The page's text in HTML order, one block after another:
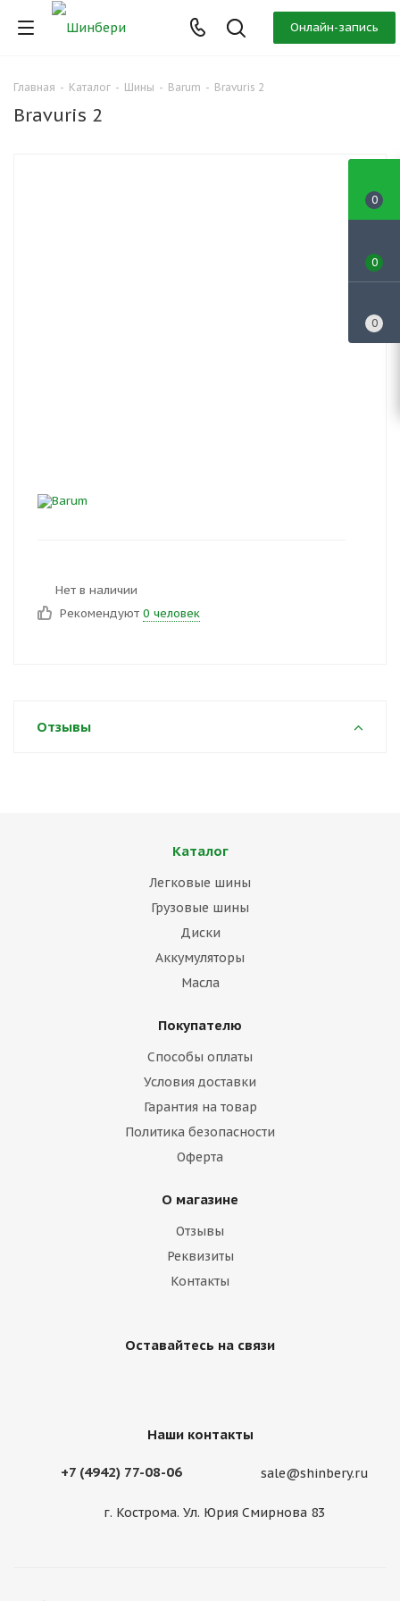
Онлайн-запись
Главная - Каталог - Шины - Barum - Bravuris 2
Bravuris 2
Нет в наличии
Рекомендуют 0 человек
Отзывы
Каталог
Легковые шины
Грузовые шины
Диски
Аккумуляторы
Масла
Покупателю
Способы оплаты
Условия доставки
Гарантия на товар
Политика безопасности
Оферта
О магазине
Отзывы
Реквизиты
Контакты
Оставайтесь на связи
Наши контакты
+7 (4942) 77-08-06 sale@shinbery.ru
г. Кострома. Ул. Юрия Смирнова 83
0
0
0